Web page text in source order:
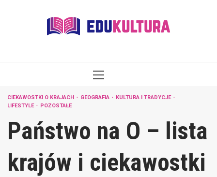
PRIMARY
CIEKAWOSTKI O KRAJACH GEOGRAFIA
KULTURA I TRADYCJE
LIFESTYLE
POZOSTAŁE
Państwo na O – lista
krajów i ciekawostki